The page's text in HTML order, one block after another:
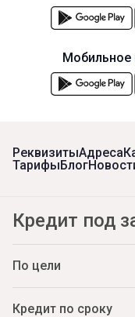
РеквизитыАдреса
ТарифыБлог
Кредит под
По цели
Кредит по сроку
Мобильное